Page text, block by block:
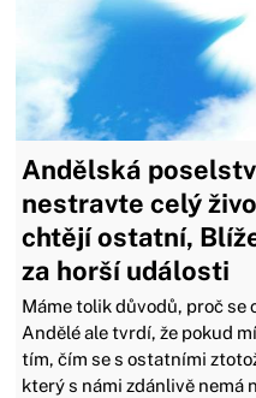
Andělská
nestravte celý
chtějí ostatní,
za horší události
Máme tolik důvodů, proč
Andělé ale tvrdí, že pokud
tím, čím se s ostatními
který s námi zdánlivě nemá